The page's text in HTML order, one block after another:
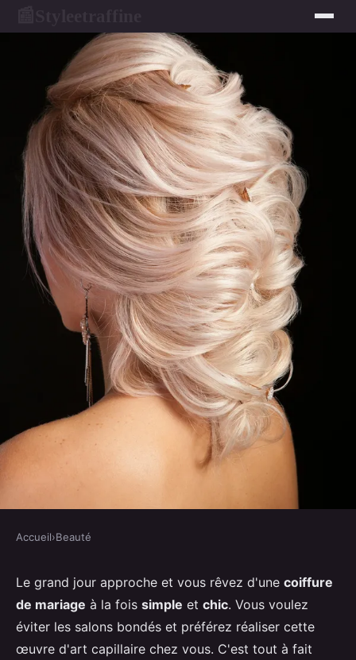
Comment réaliser une coiffure
de mariage simple mais élégante
à la maison?
Accueil›Beauté
Le grand jour approche et vous rêvez d'une coiffure
de mariage à la fois simple et chic. Vous voulez
éviter les salons bondés et préférez réaliser cette
œuvre d'art capillaire chez vous. C'est tout à fait